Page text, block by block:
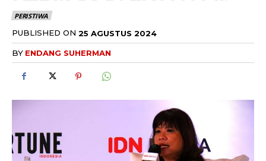
PERISTIWA
PUBLISHED ON 25 AGUSTUS 2024
BY ENDANG SUHERMAN